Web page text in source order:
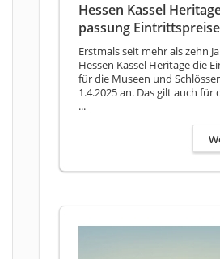
Hessen Kassel
passung Eintrittspreise
Erstmals seit mehr als zehn
Hessen Kassel Heritage die
für die Museen und
1.4.2025 an. Das gilt auch für
...